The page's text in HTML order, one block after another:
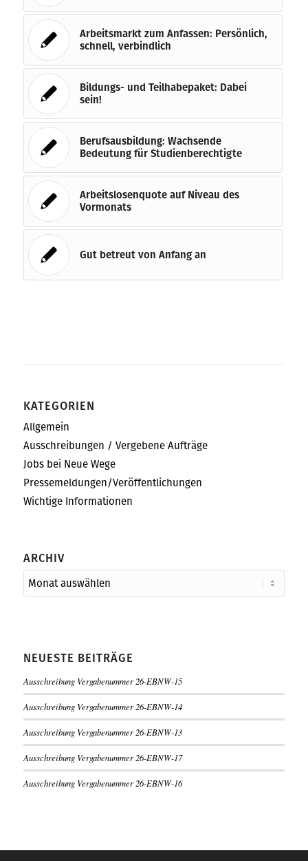
Arbeitsmarkt zum Anfassen: Persönlich,
schnell, verbindlich
Bildungs- und Teilhabepaket: Dabei
sein!
Berufsausbildung: Wachsende
Bedeutung für Studienberechtigte
Arbeitslosenquote auf Niveau des
Vormonats
Gut betreut von Anfang an
KATEGORIEN
Allgemein
Ausschreibungen / Vergebene Aufträge
Jobs bei Neue Wege
Pressemeldungen/Veröffentlichungen
Wichtige Informationen
ARCHIV
NEUESTE BEITRÄGE
Ausschreibung Vergabenummer 26-EBNW-15
Ausschreibung Vergabenummer 26-EBNW-14
Ausschreibung Vergabenummer 26-EBNW-13
Ausschreibung Vergabenummer 26-EBNW-17
Ausschreibung Vergabenummer 26-EBNW-16